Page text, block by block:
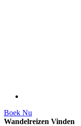
Boek Nu
Wandelreizen Vinden